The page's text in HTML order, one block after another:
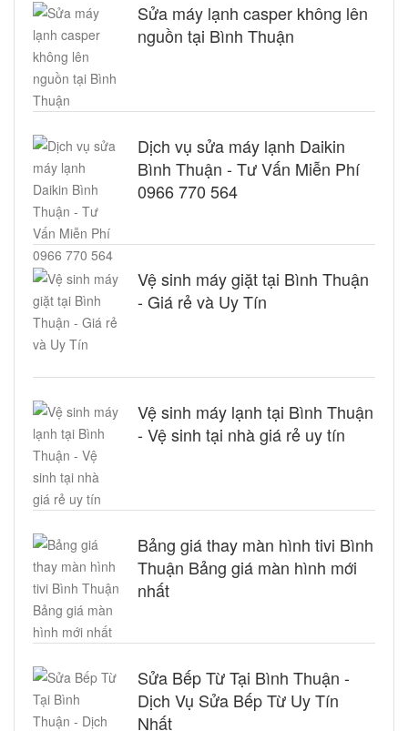
Sửa máy lạnh casper không lên
nguồn tại Bình Thuận
Dịch vụ sửa máy lạnh Daikin
Bình Thuận - Tư Vấn Miễn Phí
0966 770 564
Vệ sinh máy giặt tại Bình Thuận
- Giá rẻ và Uy Tín
Vệ sinh máy lạnh tại Bình Thuận
- Vệ sinh tại nhà giá rẻ uy tín
Bảng giá thay màn hình tivi Bình
Thuận Bảng giá màn hình mới
nhất
Sửa Bếp Từ Tại Bình Thuận -
Dịch Vụ Sửa Bếp Từ Uy Tín
Nhất